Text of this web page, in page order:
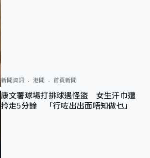
新聞資訊 港聞 首頁新聞
康文署球場打排球遇怪盜 女生汗巾遭
拎走5分鐘 「行咗出出面唔知做乜」